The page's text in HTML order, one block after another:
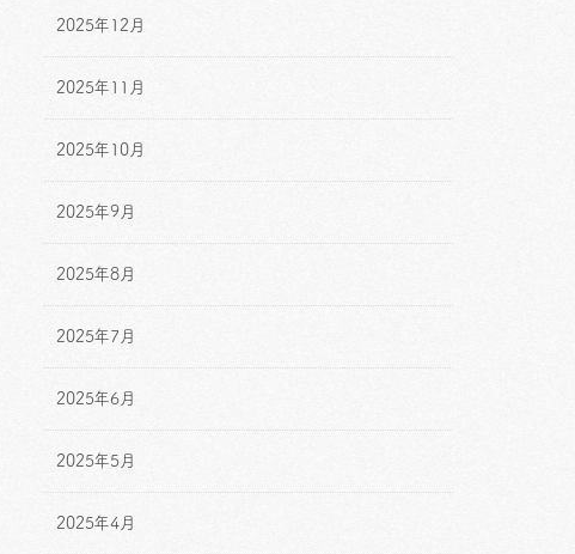
2025年12月
2025年11月
2025年10月
2025年9月
2025年8月
2025年7月
2025年6月
2025年5月
2025年4月